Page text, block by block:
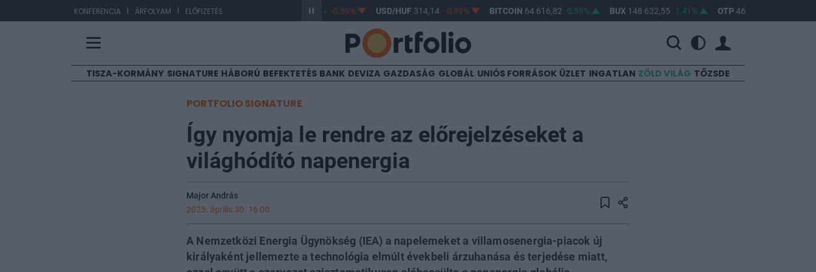
KONFERENCIA | ÁRFOLYAM | ELŐFIZETÉS 363,24 -0,59% USD/HUF314,14 -0,89% BITCOIN 64 616,82 0,55% BUX148 632,55 1,41% OTP 46 890
TISZA-KORMÁNY SIGNATURE HÁBORÚ BEFEKTETÉS BANK DEVIZA GAZDASÁG GLOBÁL UNIÓS FORRÁSOK ÜZLET INGATLAN ZÖLD VILÁG TŐZSDE
PORTFOLIO SIGNATURE
Így nyomja le rendre az előrejelzéseket a
világhódító napenergia
Major András
2025. április 30. 16:00
A Nemzetközi Energia Ügynökség (IEA) a napelemeket a villamosenergia-piacok új
királyaként jellemezte a technológia elmúlt évekbeli árzuhanása és terjedése miatt,